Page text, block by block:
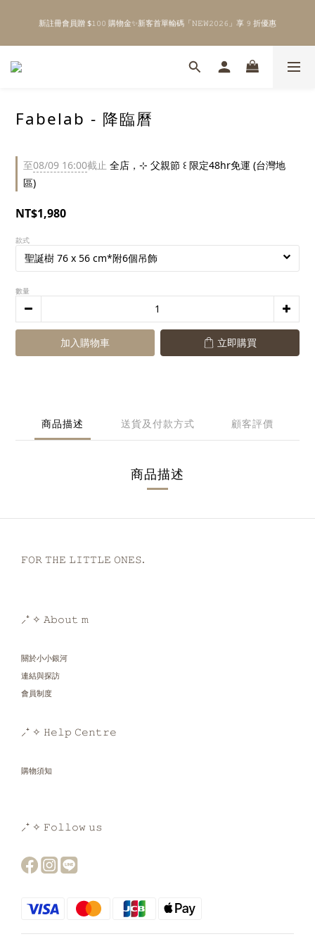
4
3
2
2
1
0
4
3
2
0
新註冊會員贈 $𝟷𝟶𝟶 購物金✨新客首單輸碼「𝙽𝙴𝚆𝟸𝟶𝟸𝟼」享 𝟿 折優惠
\ Welcome to 𝙻𝚒𝚝𝚝𝚕𝚎 𝙼𝚒𝚕𝚔𝚢 𝚆𝚊𝚢  ✨ For the Little Ones. /
Fabelab - 降臨曆
至08/09 16:00截止 全店，⊹ 父親節 ꒰ 限定48hr免運 (台灣地
區)
NT$1,980
款式
數量
加入購物車 立即購買
商品描述 送貨及付款方式 顧客評價
商品描述
𝙵𝙾𝚁 𝚃𝙷𝙴 𝙻𝙸𝚃𝚃𝙻𝙴 𝙾𝙽𝙴𝚂.
⸝⁺ ✧ 𝙰𝚋𝚘𝚞𝚝 𝚖
關於小小銀河
連結與探訪
會員制度
⸝⁺ ✧ 𝙷𝚎𝚕𝚙 𝙲𝚎𝚗𝚝𝚛𝚎
購物須知
⸝⁺ ✧ 𝙵𝚘𝚕𝚕𝚘𝚠 𝚞𝚜